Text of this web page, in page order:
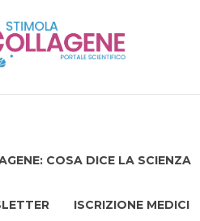
COSA DICE LA SCIENZA
ISCRIZIONE MEDICI